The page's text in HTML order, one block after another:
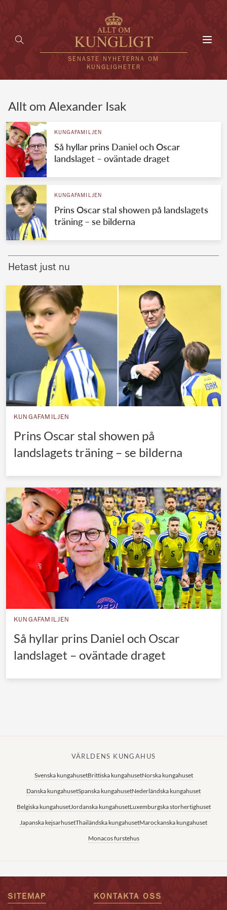
SENASTE NYHETERNA OM
KUNGLIGHETER
UTLÄNDSKT
VÄRLDENS KUNGAHUS
Svenska kungahuset
Brittiska kungahuset
Nederländska kungahuset
Belgiska kungahuset
Jordanska kungahuset
Luxemburgska storhertighuset
Japanska kejsarhuset
Thailändska kungahuset
Marockanska kungahuset
REDAKTION
Allt om Alexander Isak
KUNGAFAMILJEN
Så hyllar prins Daniel och Oscar
landslaget – oväntade draget
KUNGAFAMILJEN
Prins Oscar stal showen på landslagets
träning – se bilderna
Hetast just nu
KUNGAFAMILJEN
Prins Oscar stal showen på
landslagets träning – se bilderna
KUNGAFAMILJEN
Så hyllar prins Daniel och Oscar
landslaget – oväntade draget
VÄRLDENS KUNGAHUS
Svenska kungahusetBrittiska kungahusetNorska kungahuset
Danska kungahusetSpanska kungahusetNederländska kungahuset
Belgiska kungahusetJordanska kungahusetLuxemburgska storhertighuset
Japanska kejsarhusetThailändska kungahusetMarockanska kungahuset
Monacos furstehus
SITEMAP KONTAKTA OSS